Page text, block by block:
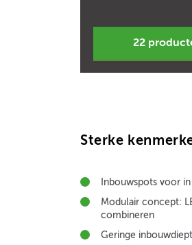
22
Sterke
Inbouwspots voor
Modulair concept:
combineren
Geringe